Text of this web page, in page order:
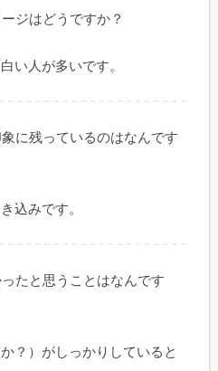
ジはどうですか？
い人が多いです。
に残っているのはなんです
込みです。
たと思うことはなんです
？）がしっかりしていると